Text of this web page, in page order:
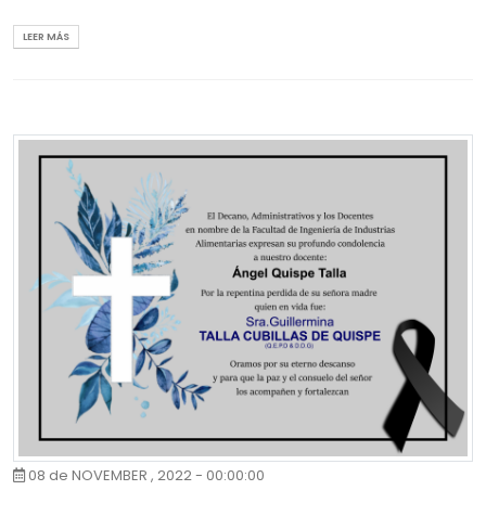
LEER MÁS
08 de NOVEMBER , 2022 - 00:00:00